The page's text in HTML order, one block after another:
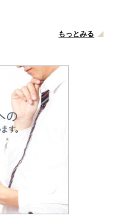
もっとみる